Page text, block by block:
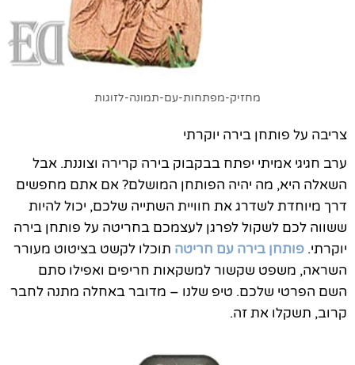
מחזיק-מפתחות-עם-תמונה-לזוגות
צריבה על פותחן בירה יוקרתי
ערב חגיגי אמיתי יפתח בבקבוק בירה קרירה וצוננת. אבל
השאלה היא, מה יהיה הפותחן המושלם? אם אתם מחפשים
דרך מיוחדת לשדרג את חוויית השתייה שלכם, יכול להיות
ששווה לכם לשקול לפרגן לעצמכם בחריטה על פותחן בירה
יוקרתי. פותחן בירה עם חריטה תוכלו לקשט בציטוט מעורר
השראה, משפט שקשור למשקאות חריפים ואפילו סתם
השם הפרטי שלכם. טיפ שלנו – מדובר באחלה מתנה לחבר
קרוב, תשקלו את זה.